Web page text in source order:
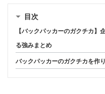
目次
【バックパッカーのガクチカ】
る強みまとめ
バックパッカーのガクチカを作